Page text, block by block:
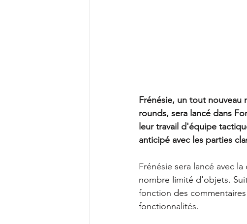
Frénésie, un tout
rounds, sera lancé dans
leur travail d'équipe
anticipé avec les parties
Frénésie sera lancé avec
nombre limité d'objets.
fonction des
fonctionnalités.